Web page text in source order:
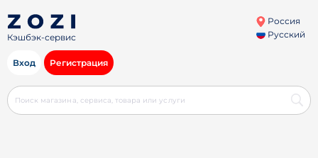
Кэшбэк-сервис
Россия
Русский
Вход Регистрация